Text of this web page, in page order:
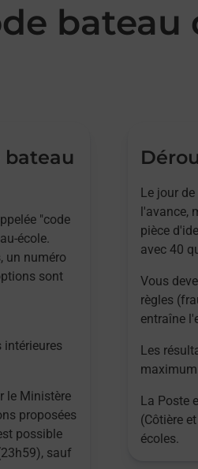
bateau
"code
école.
un numéro
sont
intérieures
le Ministère
proposées
possible
sauf
Le jour
l'avance,
pièce
avec 40
Vous
règles
entraîne
Les
La Poste
(Côtière
écoles.